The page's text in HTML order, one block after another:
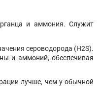
и аммония. Служит
сероводорода (H2S).
и аммоний, обеспечивая
лучше, чем у обычной